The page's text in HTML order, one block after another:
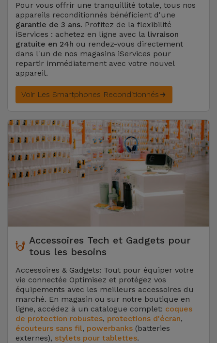
Pour vous offrir une tranquillité totale, tous nos
appareils reconditionnés bénéficient d'une
garantie de 3 ans. Profitez de la flexibilité
iServices : achetez en ligne avec la livraison
gratuite en 24h ou rendez-vous directement
dans l'un de nos magasins iServices pour
repartir immédiatement avec votre nouvel
appareil.
Voir Les Smartphones Reconditionnés
Accessoires Tech et Gadgets pour
tous les besoins
Accessoires & Gadgets: Tout pour équiper votre
vie connectée Optimisez et protégez vos
équipements avec les meilleurs accessoires du
marché. En magasin ou sur notre boutique en
ligne, accédez à un catalogue complet: coques
de protection robustes, protections d'écran,
écouteurs sans fil, powerbanks (batteries
externes), stylets pour tablettes.